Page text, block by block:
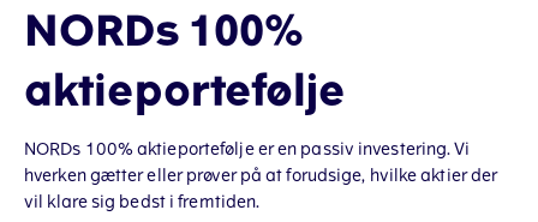
NORDs 100%
aktieportefølje
NORDs 100% aktieportefølje er en passiv investering. Vi
hverken gætter eller prøver på at forudsige, hvilke aktier der
vil klare sig bedst i fremtiden.